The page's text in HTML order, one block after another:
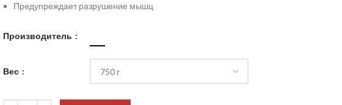
Предупреждает разрушение мышц
Производитель
Вес